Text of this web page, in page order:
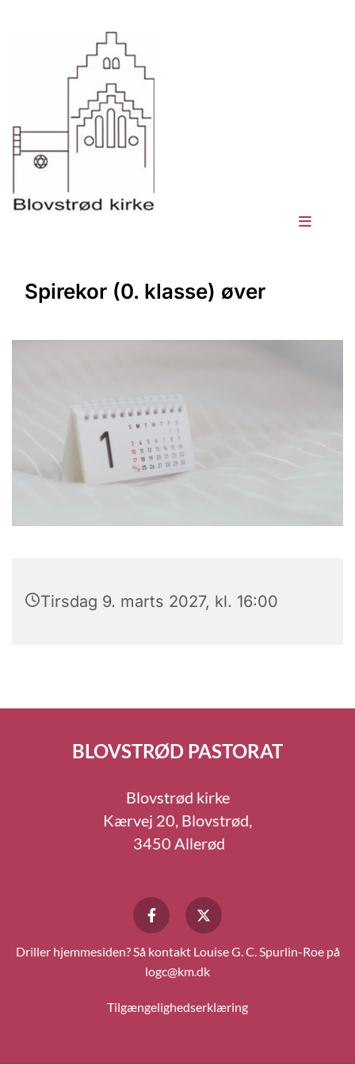
Spirekor (0. klasse) øver
Tirsdag 9. marts 2027, kl. 16:00
BLOVSTRØD PASTORAT
Blovstrød kirke
Kærvej 20, Blovstrød,
3450 Allerød
Driller hjemmesiden? Så kontakt Louise G. C. Spurlin-Roe på
logc@km.dk
Tilgængelighedserklæring